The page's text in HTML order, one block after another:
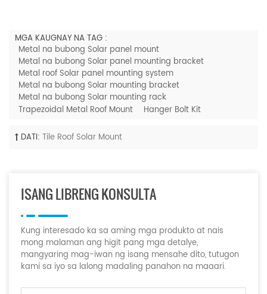
MGA KAUGNAY NA TAG :
Metal na bubong Solar panel mount
Metal na bubong Solar panel mounting bracket
Metal roof Solar panel mounting system
Metal na bubong Solar mounting bracket
Metal na bubong Solar mounting rack
Trapezoidal Metal Roof Mount
Hanger Bolt Kit
DATI: Tile Roof Solar Mount
ISANG LIBRENG KONSULTA
Kung interesado ka sa aming mga produkto at nais
mong malaman ang higit pang mga detalye,
mangyaring mag-iwan ng isang mensahe dito, tutugon
kami sa iyo sa lalong madaling panahon na maaari.